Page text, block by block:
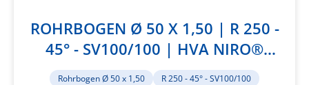
ROHRBOGEN Ø 50 X 1,50 | R 250 -
45° - SV100/100 | HVA NIRO®
1.4301
Rohrbogen Ø 50 x 1,50
R 250 - 45° - SV100/100